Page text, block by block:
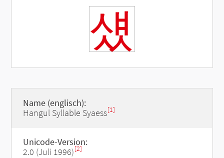
섔
Name (englisch):
Hangul Syllable Syaess[1]
Unicode-Version:
2.0 (Juli 1996)[2]